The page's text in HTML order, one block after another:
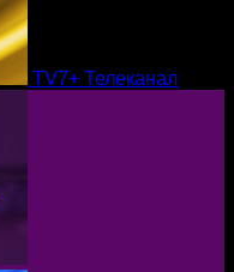
TV7+ Телеканал